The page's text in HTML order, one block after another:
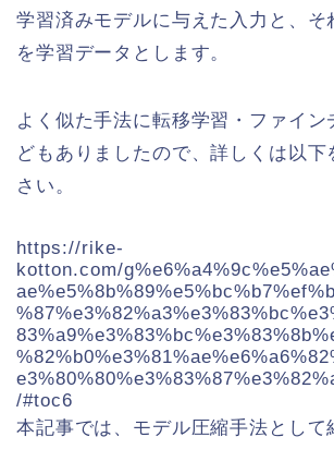
学習済みモデルに与えた入力と、そ
を学習データとします。
よく似た手法に転移学習・ファイン
どもありましたので、詳しくは以下
さい。
https://rike-
kotton.com/
/#toc6
本記事では、モデル圧縮手法として